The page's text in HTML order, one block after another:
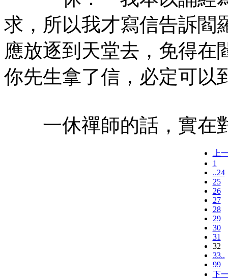
求，所以我才寫信告訴閻
應放逐到天堂去，免得在
你先生拿了信，必定可以
一休禪師的話，實在
上
1
..24
25
26
27
28
29
30
31
32
33..
99
下